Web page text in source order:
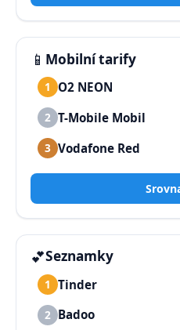
📱 Mobilní tarify
1 O2 NEON
2 T-Mobile Mobil
3 Vodafone Red
💕Seznamky
1 Tinder
2 Badoo